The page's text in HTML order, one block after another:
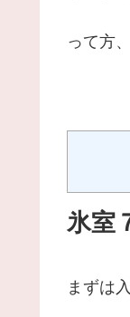
って方
氷室
まずは